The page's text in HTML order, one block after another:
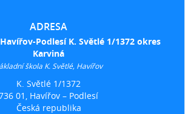
ADRESA
Podlesí K. Světlé 1/1372 okres
Karviná
škola K. Světlé, Havířov
K. Světlé 1/1372
01, Havířov – Podlesí
Česká republika